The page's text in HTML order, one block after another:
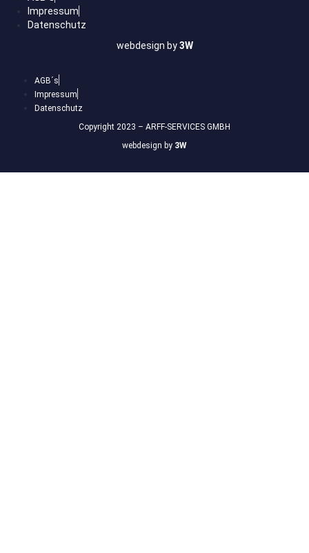
Impressum
Datenschutz
webdesign by3W
AGB´s
Impressum
Datenschutz
Copyright 2023 – ARFF-SERVICES GMBH
webdesign by 3W